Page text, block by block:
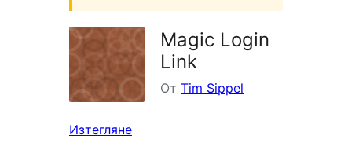
Magic Login
Link
От Tim Sippel
Изтегляне